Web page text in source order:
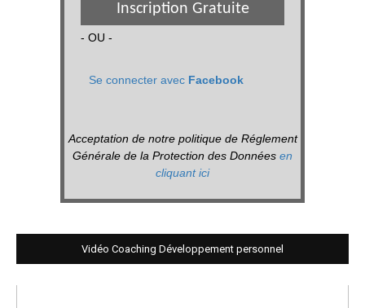
Inscription Gratuite
- OU -
Se connecter avec Facebook
Acceptation de notre politique de Réglement
Générale de la Protection des Données en
cliquant ici
Vidéo Coaching Développement personnel